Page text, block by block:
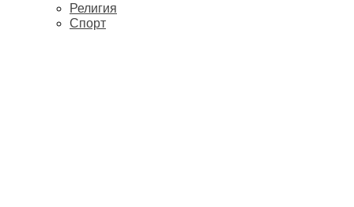
Религия
Спорт